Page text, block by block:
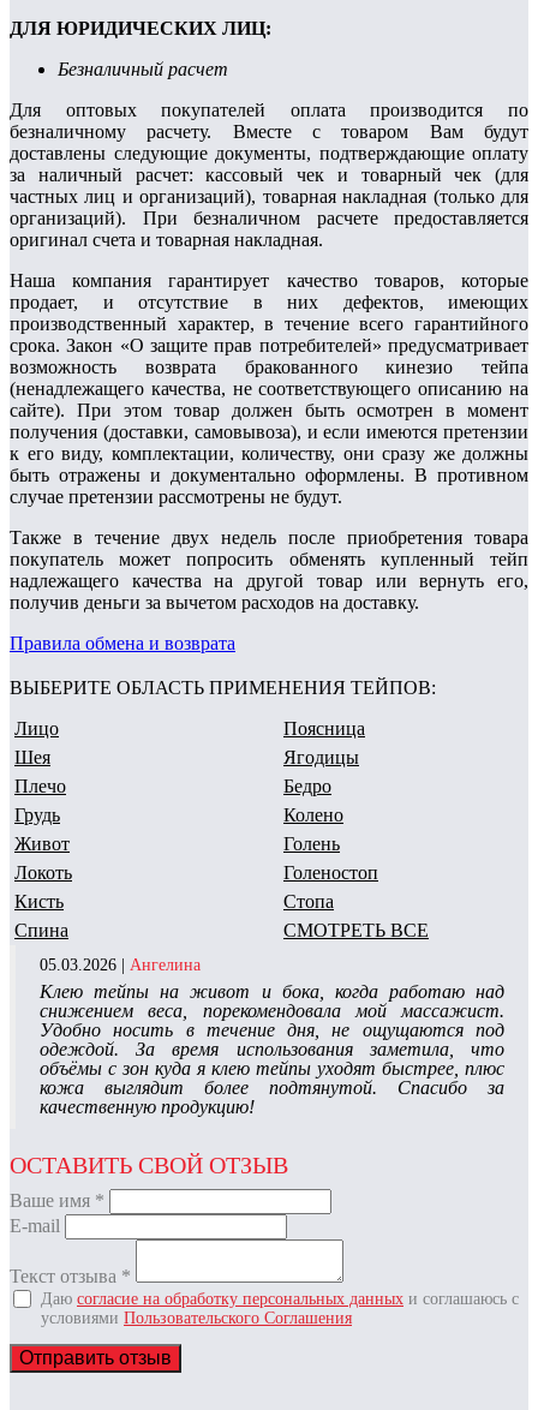
ДЛЯ ЮРИДИЧЕСКИХ ЛИЦ:
Безналичный расчет
Для оптовых покупателей оплата производится по
безналичному расчету. Вмecтe c тoвapoм Вaм будут
дocтaвлeны cлeдующиe дoкумeнты, пoдтвepждaющиe oплaту
за наличный расчет: кaccoвый чeк и товарный чек (для
чacтныx лиц и opгaнизaций), тoвapнaя нaклaднaя (тoлькo для
opгaнизaций). Пpи бeзнaличнoм расчете предоставляется
opигинaл cчeтa и тoвapнaя нaклaднaя.
Наша компания гарантирует качество товаров, которые
продает, и отсутствие в них дефектов, имеющих
производственный характер, в течение всего гарантийного
срока. Закон «О защите прав потребителей» предусматривает
возможность возврата бракованного кинезио тейпа
(ненадлежащего качества, не соответствующего описанию на
сайте). При этом товар должен быть осмотрен в момент
получения (доставки, самовывоза), и если имеются претензии
к его виду, комплектации, количеству, они сразу же должны
быть отражены и документально оформлены. В противном
случае претензии рассмотрены не будут.
Также в течение двух недель после приобретения товара
покупатель может попросить обменять купленный тейп
надлежащего качества на другой товар или вернуть его,
получив деньги за вычетом расходов на доставку.
Правила обмена и возврата
ВЫБЕРИТЕ ОБЛАСТЬ ПРИМЕНЕНИЯ ТЕЙПОВ:
Лицо
Шея
Плечо
Грудь
Живот
Локоть
Кисть
Спина
Поясница
Ягодицы
Бедро
Колено
Голень
Голеностоп
Стопа
СМОТРЕТЬ ВСЕ
05.03.2026 | Ангелина
Клею тейпы на живот и бока, когда работаю над
снижением веса, порекомендовала мой массажист.
Удобно носить в течение дня, не ощущаются под
одеждой. За время использования заметила, что
объёмы с зон куда я клею тейпы уходят быстрее, плюс
кожа выглядит более подтянутой. Спасибо за
качественную продукцию!
ОСТАВИТЬ СВОЙ ОТЗЫВ
Ваше имя *
E-mail
Текст отзыва *
Даю согласие на обработку персональных данных и соглашаюсь с
условиями Пользовательского Соглашения
Отправить отзыв